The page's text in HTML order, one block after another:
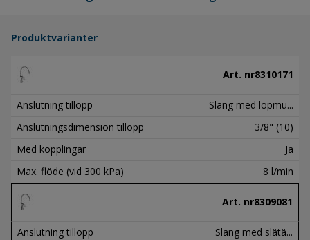
Produktvarianter
Art. nr8310171
Anslutning tillopp
Slang med löpmu...
Anslutningsdimension tillopp
3/8" (10)
Med kopplingar
Ja
Max. flöde (vid 300 kPa)
8 l/min
Art. nr8309081
Anslutning tillopp
Slang med slätä...